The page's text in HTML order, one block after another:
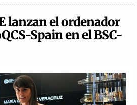
lanzan el ordenador
Spain en el BSC-